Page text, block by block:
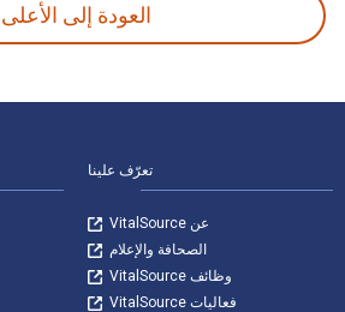
العودة إلى الأعلى
تعرّف علينا
عن VitalSource
الصحافة والإعلام
وظائف VitalSource
فعاليات VitalSource